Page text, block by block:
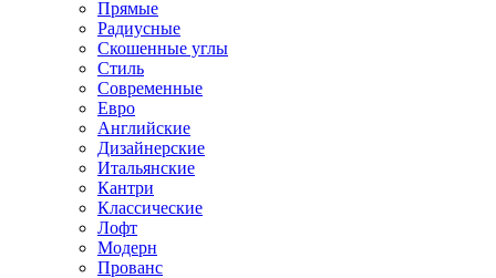
Прямые
Радиусные
Скошенные углы
Стиль
Современные
Евро
Английские
Дизайнерские
Итальянские
Кантри
Классические
Лофт
Модерн
Прованс